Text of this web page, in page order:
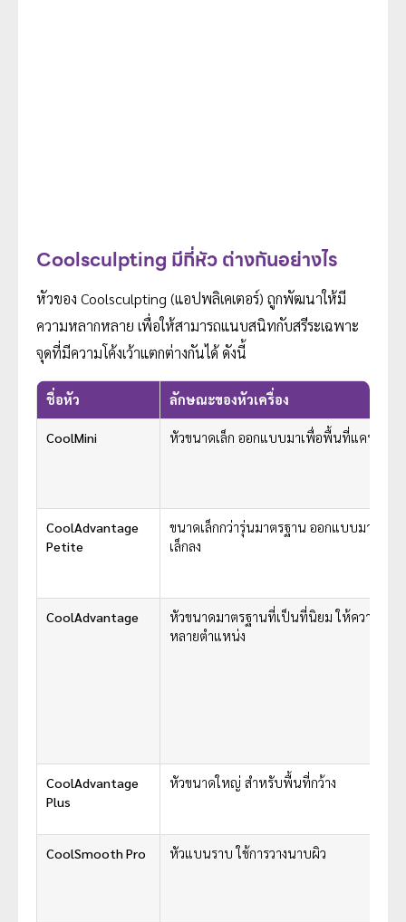
Coolsculpting มีกี่หัว ต่างกันอย่างไร
หัวของ Coolsculpting (แอปพลิเคเตอร์) ถูกพัฒนาให้มี
ความหลากหลาย เพื่อให้สามารถแนบสนิทกับสรีระเฉพาะ
จุดที่มีความโค้งเว้าแตกต่างกันได้ ดังนี้
ชื่อหัว ลักษณะของหัวเครื่อง
CoolMini หัวขนาดเล็ก ออกแบบมาเพื่อพื้นที่แคบและโ
CoolAdvantage
Petite
ขนาดเล็กกว่ารุ่นมาตรฐาน ออกแบบมาเพื่อรั
เล็กลง
CoolAdvantage
หัวขนาดมาตรฐานที่เป็นที่นิยม ให้ความเย็น
หลายตำแหน่ง
CoolAdvantage
Plus
หัวขนาดใหญ่ สำหรับพื้นที่กว้าง
CoolSmooth Pro หัวแบนราบ ใช้การวางนาบผิว